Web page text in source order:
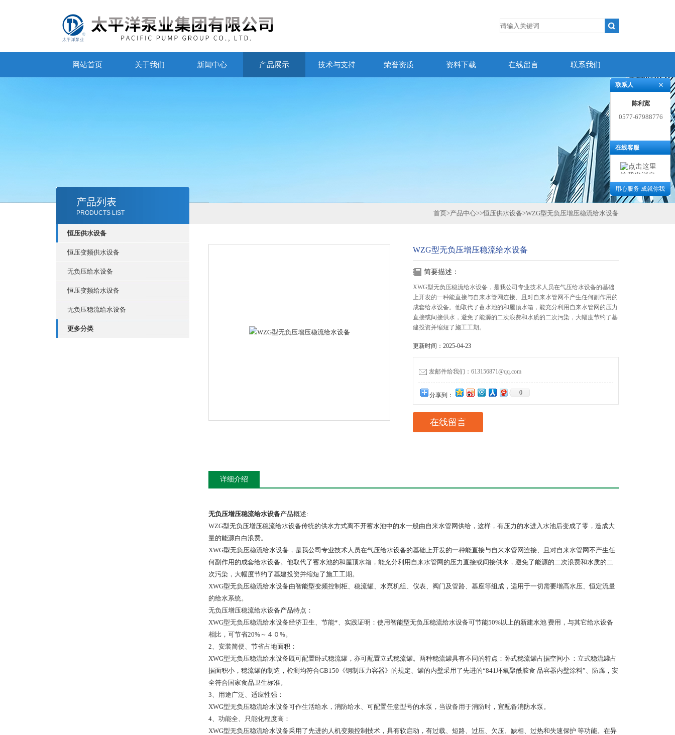
网站首页 关于我们 新闻中心 产品展示 技术与支持 荣誉资质 资料下载 在线留言 联系我们
产品列表
PRODUCTS LIST
恒压供水设备
恒压变频供水设备
无负压给水设备
恒压变频给水设备
无负压稳流给水设备
更多分类
首页>产品中心>>恒压供水设备>WZG型无负压增压稳流给水设备
WZG型无负压增压稳流给水设备
简要描述：
XWG型无负压稳流给水设备，是我公司专业技术人员在气压给水设备的基础
上开发的一种能直接与自来水管网连接、且对自来水管网不产生任何副作用的
成套给水设备。他取代了蓄水池的和屋顶水箱，能充分利用自来水管网的压力
直接或间接供水，避免了能源的二次浪费和水质的二次污染，大幅度节约了基
建投资并缩短了施工工期。
更新时间：2025-04-23
发邮件给我们：613156871@qq.com
分享到： 0
在线留言
详细介绍
无负压增压稳流给水设备产品概述:
WZG型无负压增压稳流给水设备传统的供水方式离不开蓄水池中的水一般由自来水管网供给，这样，有压力的水进入水池后变成了零，造成大
量的能源白白浪费。
XWG型无负压稳流给水设备，是我公司专业技术人员在气压给水设备的基础上开发的一种能直接与自来水管网连接、且对自来水管网不产生任
何副作用的成套给水设备。他取代了蓄水池的和屋顶水箱，能充分利用自来水管网的压力直接或间接供水，避免了能源的二次浪费和水质的二
次污染，大幅度节约了基建投资并缩短了施工工期。
XWG型无负压稳流给水设备由智能型变频控制柜、稳流罐、水泵机组、仪表、阀门及管路、基座等组成，适用于一切需要增高水压、恒定流量
的给水系统。
无负压增压稳流给水设备产品特点：
XWG型无负压稳流给水设备经济卫生、节能*、实践证明：使用智能型无负压稳流给水设备可节能50%以上的新建水池 费用，与其它给水设备
相比，可节省20%～４０%。
2、安装简便、节省占地面积：
XWG型无负压稳流给水设备既可配置卧式稳流罐，亦可配置立式稳流罐。两种稳流罐具有不同的特点：卧式稳流罐占据空间小 ：立式稳流罐占
据面积小，稳流罐的制造，检测均符合GB150《钢制压力容器》的规定、罐的内壁采用了先进的“841环氧聚酰胺食 品容器内壁涂料”、防腐，安
全符合国家食品卫生标准。
3、用途广泛、适应性强：
XWG型无负压稳流给水设备可作生活给水，消防给水、可配置任意型号的水泵，当设备用于消防时，宜配备消防水泵。
4、功能全、只能化程度高：
XWG型无负压稳流给水设备采用了先进的人机变频控制技术，具有软启动，有过载、短路、过压、欠压、缺相、过热和失速保护 等功能。在异
联系人
陈利宽
0577-67988776
在线客服
用心服务 成就你我